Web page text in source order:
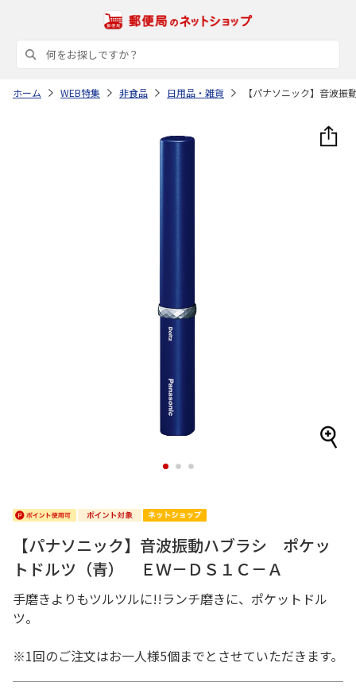
ホーム WEB特集 非食品 日用品・雑貨 【パナソニック】音波
1 2 3
【パナソニック】音波振動ハブラシ ポケッ
トドルツ（青） ＥＷ－ＤＳ１Ｃ－Ａ
手磨きよりもツルツルに!!ランチ磨きに、ポケットドル
ツ。
※1回のご注文はお一人様5個までとさせていただきます。